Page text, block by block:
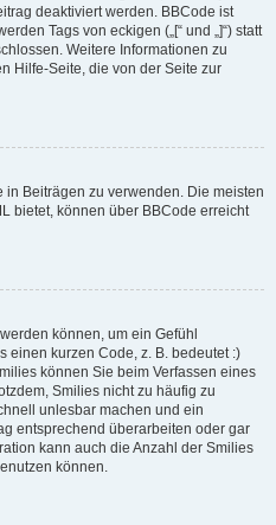
deaktiviert werden. BBCode ist
Tags von eckigen („[“ und „]“) statt
Weitere Informationen zu
Hilfe-Seite, die von der Seite zur
in Beiträgen zu verwenden. Die meisten
bietet, können über BBCode erreicht
können, um ein Gefühl
einen kurzen Code, z. B. bedeutet :)
können Sie beim Verfassen eines
Smilies nicht zu häufig zu
unlesbar machen und ein
entsprechend überarbeiten oder gar
kann auch die Anzahl der Smilies
können.